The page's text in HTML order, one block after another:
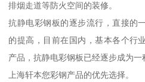
排烟走道等防火空间的装修。
抗静电彩钢板的逐步流行，直接的
的提高，目前在国内，基本各个行
产品，抗静电彩钢板已经逐步成为一
上海轩本您彩钢产品的优先选择。